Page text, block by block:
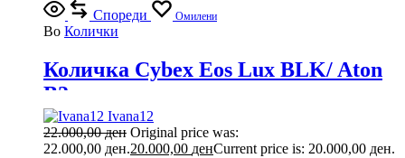
Спореди Омилени
Во Колички
Количка Cybex Eos Lux BLK/ Aton
B2
Ivana12
22.000,00ден Original price was:
22.000,00 ден.20.000,00 денCurrent price is: 20.000,00 ден.